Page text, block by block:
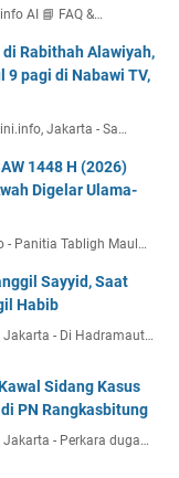
AI 📘 FAQ &…
Rabithah Alawiyah,
pagi di Nabawi TV,
Jakarta - Sa…
1448 H (2026)
Digelar Ulama-
- Panitia Tabligh Maul…
Sayyid, Saat
Habib
- Di Hadramaut…
Sidang Kasus
PN Rangkasbitung
- Perkara duga…